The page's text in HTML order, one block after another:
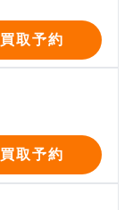
買取予約
買取予約